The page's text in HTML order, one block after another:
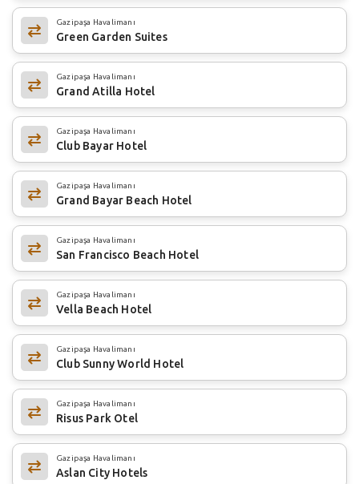
Gazipaşa Havalimanı
Green Garden Suites
Gazipaşa Havalimanı
Grand Atilla Hotel
Gazipaşa Havalimanı
Club Bayar Hotel
Gazipaşa Havalimanı
Grand Bayar Beach Hotel
Gazipaşa Havalimanı
San Francisco Beach Hotel
Gazipaşa Havalimanı
Vella Beach Hotel
Gazipaşa Havalimanı
Club Sunny World Hotel
Gazipaşa Havalimanı
Risus Park Otel
Gazipaşa Havalimanı
Aslan City Hotels